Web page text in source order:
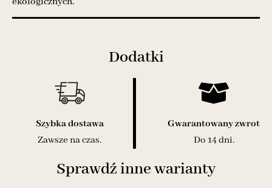
Dodatki
Szybka dostawa
Zawsze na czas.
Gwarantowany zwrot
Do 14 dni.
Sprawdź inne warianty